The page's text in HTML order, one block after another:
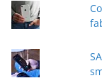
r
e
e